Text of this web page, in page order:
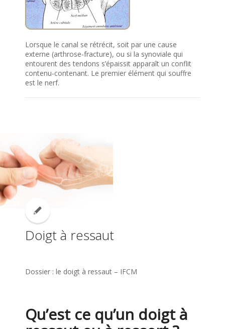
Lorsque le canal se rétrécit, soit par une cause
externe (arthrose-fracture), ou si la synoviale qui
entourent des tendons s’épaissit apparaît un conflit
contenu-contenant. Le premier élément qui souffre
est le nerf.
Doigt à ressaut
Dossier : le doigt à ressaut – IFCM
Qu’est ce qu’un doigt à